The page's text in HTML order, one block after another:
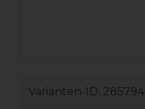
Varianten-ID: 285794